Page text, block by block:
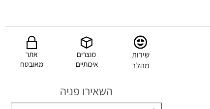
שירות
מוצרים אתר
השאירו פניה